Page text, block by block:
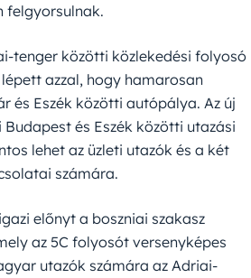
felgyorsulnak.
tenger közötti közlekedési folyosó
azzal, hogy hamarosan
és Eszék közötti autópálya. Az új
és Eszék közötti utazási
lehet az üzleti utazók és a két
számára.
előnyt a boszniai szakasz
az 5C folyosót versenyképes
utazók számára az Adriai-